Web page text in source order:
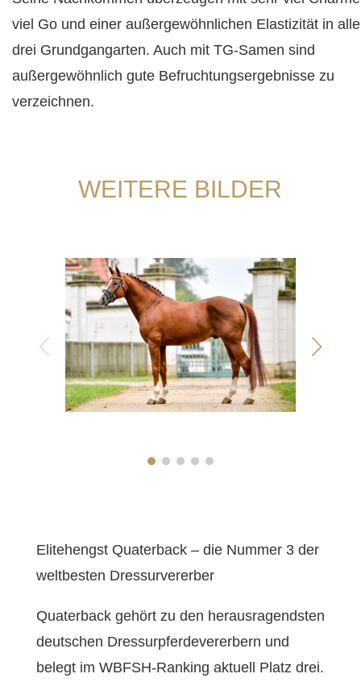
viel Go und einer außergewöhnlichen Elastizität in
drei Grundgangarten. Auch mit TG-Samen sind
außergewöhnlich gute Befruchtungsergebnisse zu
verzeichnen.
WEITERE BILDER
Elitehengst Quaterback – die Nummer 3 der
weltbesten Dressurvererber
Quaterback gehört zu den herausragendsten
deutschen Dressurpferdevererbern und
belegt im WBFSH-Ranking aktuell Platz drei.